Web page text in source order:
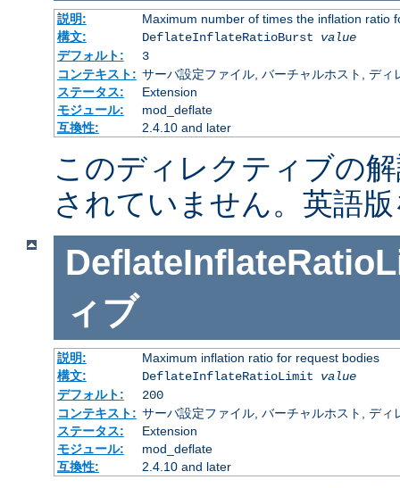
説明:
Maximum number of times the inflation ratio
構文:
DeflateInflateRatioBurst value
デフォルト:
3
コンテキスト: サーバ設定ファイル, バーチャルホスト, ディ
ステータス:
Extension
モジュール:
mod_deflate
互換性:
2.4.10 and later
このディレクティブの
されていません。英語
ィブ
説明:
Maximum inflation ratio for request bodies
構文:
DeflateInflateRatioLimit value
デフォルト:
200
コンテキスト: サーバ設定ファイル, バーチャルホスト, ディ
ステータス:
Extension
モジュール:
mod_deflate
互換性:
2.4.10 and later